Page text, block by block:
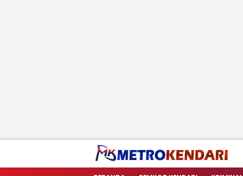
metrokendari
Berita Terkini Sulawesi Tenggara